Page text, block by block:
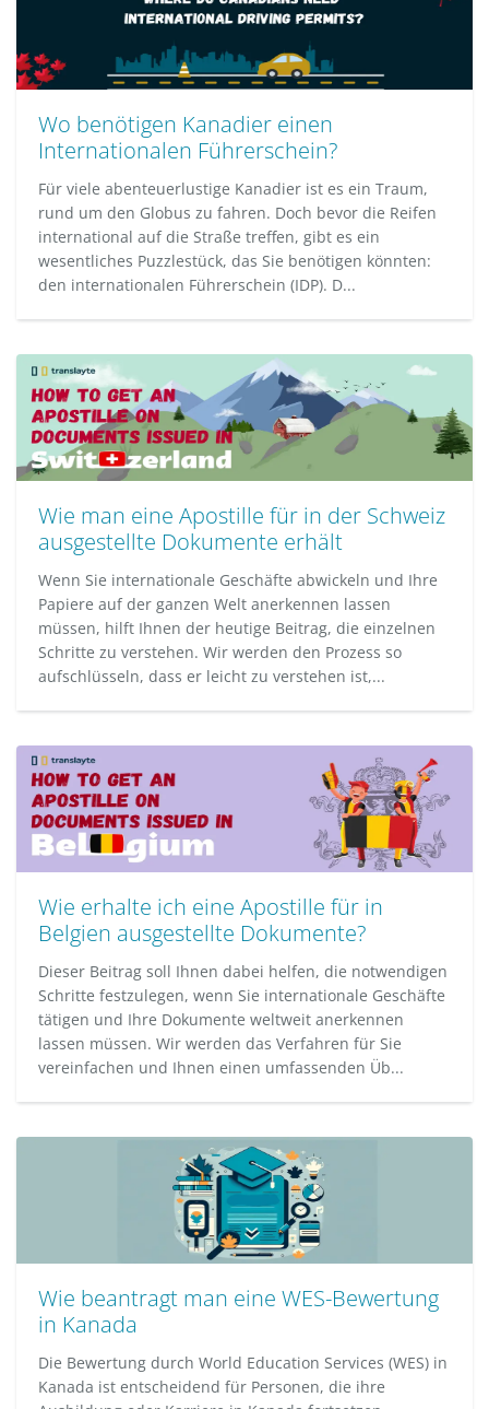
Wo benötigen Kanadier einen
Internationalen Führerschein?
Für viele abenteuerlustige Kanadier ist es ein Traum,
rund um den Globus zu fahren. Doch bevor die Reifen
international auf die Straße treffen, gibt es ein
wesentliches Puzzlestück, das Sie benötigen könnten:
den internationalen Führerschein (IDP). D...
Wie man eine Apostille für in der Schweiz
ausgestellte Dokumente erhält
Wenn Sie internationale Geschäfte abwickeln und Ihre
Papiere auf der ganzen Welt anerkennen lassen
müssen, hilft Ihnen der heutige Beitrag, die einzelnen
Schritte zu verstehen. Wir werden den Prozess so
aufschlüsseln, dass er leicht zu verstehen ist,...
Wie erhalte ich eine Apostille für in
Belgien ausgestellte Dokumente?
Dieser Beitrag soll Ihnen dabei helfen, die notwendigen
Schritte festzulegen, wenn Sie internationale Geschäfte
tätigen und Ihre Dokumente weltweit anerkennen
lassen müssen. Wir werden das Verfahren für Sie
vereinfachen und Ihnen einen umfassenden Üb...
Wie beantragt man eine WES-Bewertung
in Kanada
Die Bewertung durch World Education Services (WES) in
Kanada ist entscheidend für Personen, die ihre